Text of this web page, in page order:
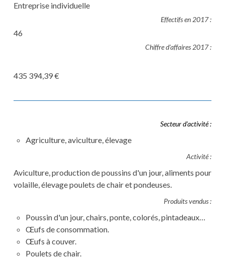
Entreprise individuelle
Effectifs en 2017 :
46
Chiffre d'affaires 2017 :
435 394,39 €
Secteur d'activité :
Agriculture, aviculture, élevage
Activité :
Aviculture, production de poussins d'un jour, aliments pour
volaille, élevage poulets de chair et pondeuses.
Produits vendus :
Poussin d'un jour, chairs, ponte, colorés, pintadeaux…
Œufs de consommation.
Œufs à couver.
Poulets de chair.